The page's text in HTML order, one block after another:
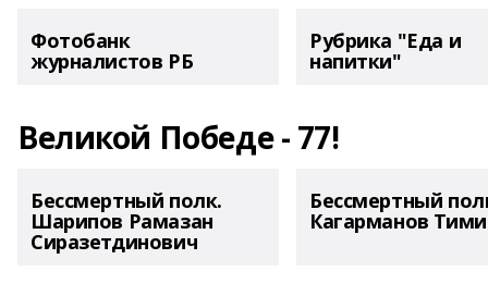
Фотобанк
журналистов РБ
Рубрика "Еда и
напитки"
Великой Победе - 77!
Бессмертный полк.
Шарипов Рамазан
Сиразетдинович
Бессмертный
Кагарманов